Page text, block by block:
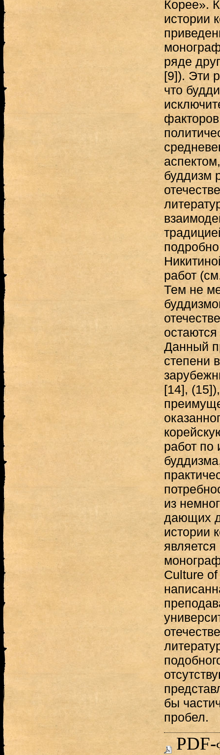
Корее».
истории
ряде
[9]). Эти
что
буддизм
работ
Тем не
Данный
степени
[14],
работ по
из
дающих
истории
является
Culture
бы
пробел.
PDF-